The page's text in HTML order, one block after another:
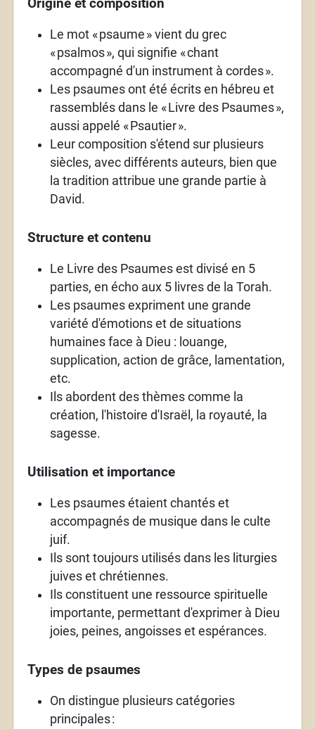
Le mot «psaume » vient du grec
«psalmos», qui signifie «chant
accompagné d'un instrument à cordes».
Les psaumes ont été écrits en hébreu et
rassemblés dans le «Livre des Psaumes»,
aussi appelé «Psautier».
Leur composition s'étend sur plusieurs
siècles, avec différents auteurs, bien que
la tradition attribue une grande partie à
David.
Structure et contenu
Le Livre des Psaumes est divisé en 5
parties, en écho aux 5 livres de la Torah.
Les psaumes expriment une grande
variété d'émotions et de situations
humaines face à Dieu : louange,
supplication, action de grâce, lamentation,
etc.
Ils abordent des thèmes comme la
création, l'histoire d'Israël, la royauté, la
sagesse.
Utilisation et importance
Les psaumes étaient chantés et
accompagnés de musique dans le culte
juif.
Ils sont toujours utilisés dans les liturgies
juives et chrétiennes.
Ils constituent une ressource spirituelle
importante, permettant d'exprimer à Dieu
joies, peines, angoisses et espérances.
Types de psaumes
On distingue plusieurs catégories
principales: